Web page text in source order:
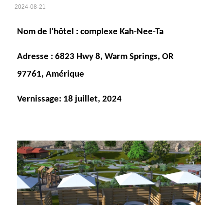
2024-08-21
Nom de l'hôtel : complexe Kah-Nee-Ta
Adresse : 6823 Hwy 8, Warm Springs, OR
97761, Amérique
Vernissage: 18 juillet, 2024